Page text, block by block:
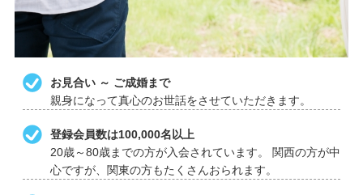
2023/01/06 ・ブログ更新 ＜メール返信が遅い人・返信し
ない人＞
2023/01/05 ・ブログ更新 ＜素敵な1年になりますように！
＞
2022/12/23 年末年始休暇 ＜12月29日(木) ～ 1月4日(水)＞
2022/12/21 ・ブログ更新 ＜ご成婚おめでとうございます
2022/12/14 「冬の婚活応援・無料キャンペーン」を掲載し
お見合い ～ ご成婚まで
親身になって真心のお世話をさせていただきます。
登録会員数は100,000名以上
20歳～80歳までの方が入会されています。 関西の方が中
心ですが、関東の方もたくさんおられます。